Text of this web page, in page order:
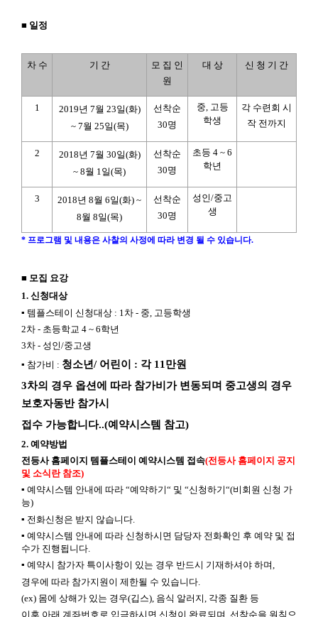
■ 일정
차 수 기 간
모 집 인
원
대 상 신 청 기 간
1 2019년 7월 23일(화)
~ 7월 25일(목)
선착순
30명
중, 고등
학생
각 수련회 시
작 전까지
2 2018년 7월 30일(화)
~ 8월 1일(목)
선착순
30명
초등 4 ~ 6
학년
3 2018년 8월 6일(화) ~
8월 8일(목)
선착순
30명
성인/중고
생
* 프로그램 및 내용은 사찰의 사정에 따라 변경 될 수 있습니다.
■ 모집 요강
1. 신청대상
▪ 템플스테이 신청대상 : 1 차 - 중 고등학생
2차 - 초등학교 4 ~ 6학년
3차 - 성인/중고생
▪ 참가비 : 청소년/ 어린이 : 각 11 만원
3차의 경우 옵션에 따라 참가비가 변동되며 중고생의 경우
보호자동반 참가시
접수 가능합니다..(예약시스템 참고)
2. 예약방법
전등사 홈페이지 템플스테이 예약시스템 접속(전등사 홈페이지 공지
및 소식란 참조)
▪ 예약시스템 안내에 따라 “예약하기“ 및 “신청하기“(비회원 신청 가
능)
▪ 전화신청은 받지 않습니다
▪ 예약시스템 안내에 따라 신청하시면 담당자 전화확인 후 예약 및 접
수가 진행됩니다
▪ 예약시 참가자 특이사항이 있는 경우 반드시 기재하셔야 하며,
경우에 따라 참가지원이 제한될 수 있습니다
(ex) 몸에 상해가 있는 경우(깁스), 음식 알러지 각종 질환 등
이후 아래 계좌번호로 입금하시면 신청이 완료되며 선착순을 원칙으